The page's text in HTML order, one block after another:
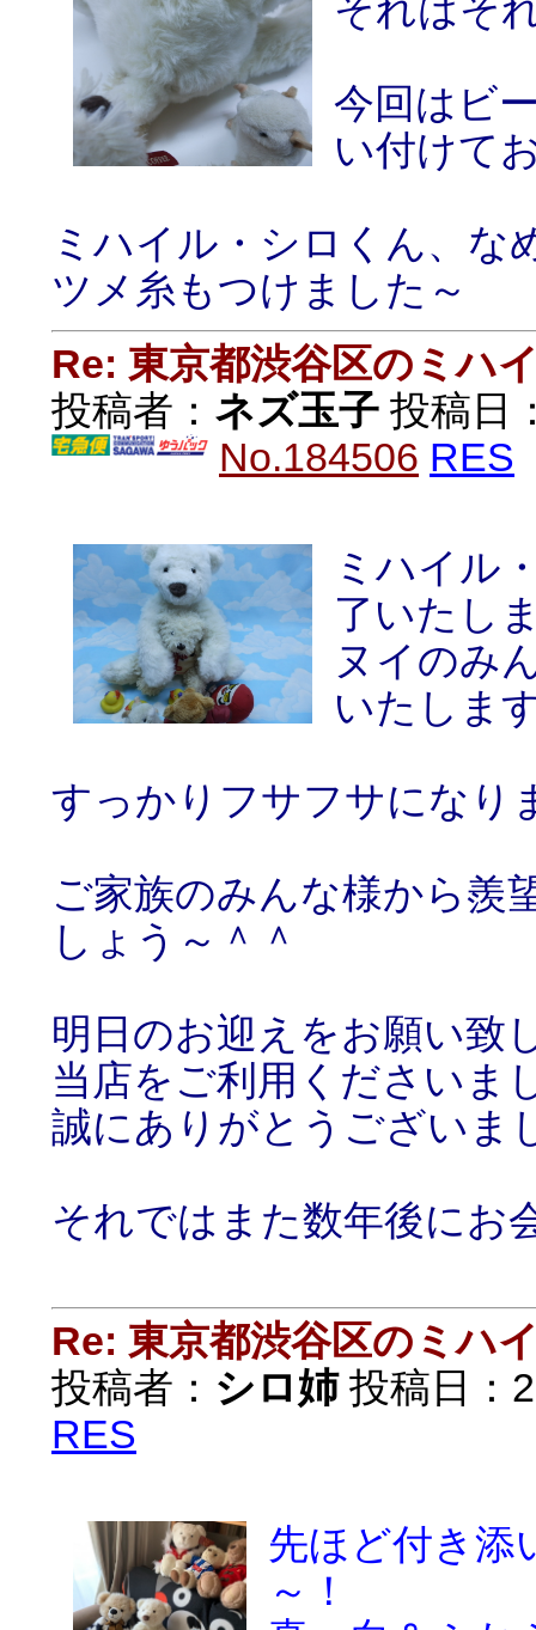
それはそ
今回はビ
い付けて
ミハイル・シロくん、な
ツメ糸もつけました～
Re: 東京都渋谷区のミハ
投稿者： ネズ玉子 投稿日
No.184506 RES
ミハイル
了いたし
ヌイのみ
いたしま
すっかりフサフサになり
ご家族のみんな様から羨
しょう～＾＾
明日のお迎えをお願い致
当店をご利用くださいま
誠にありがとうございま
それではまた数年後にお
Re: 東京都渋谷区のミハ
投稿者： シロ姉投稿日：
RES
先ほど付き添
～！